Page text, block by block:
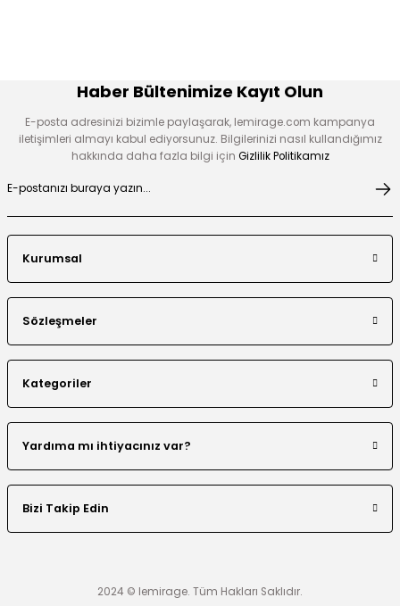
Organze Çiçek Nakışlı Tensel Abaya Takım
Boncuklu Dantel Aplike Detaylı Abaya Takım
Renk Bloklu Şerit Taş Detaylı Abaya
Haber Bültenimize Kayıt Olun
E-posta adresinizi bizimle paylaşarak, lemirage.com kampanya
iletişimleri almayı kabul ediyorsunuz. Bilgilerinizi nasıl kullandığımız
hakkında daha fazla bilgi için Gizlilik Politikamız
Kurumsal
Sözleşmeler
Kategoriler
Yardıma mı ihtiyacınız var?
Bizi Takip Edin
2024 © lemirage. Tüm Hakları Saklıdır.